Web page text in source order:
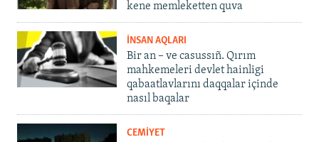
kene memleketten quva
İNSAN AQLARI
Bir an – ve casussıñ. Qırım
mahkemeleri devlet hainligi
qabaatlavlarını daqqalar içinde
nasıl baqalar
CEMİYET